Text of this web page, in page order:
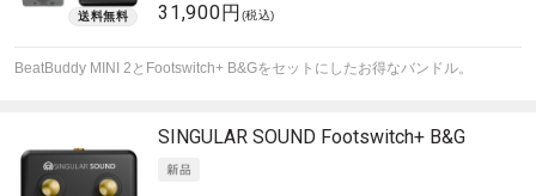
31,900円 (税込)
BeatBuddy MINI 2とFootswitch+ B&Gをセットにしたお得なバンドル。
SINGULAR SOUND Footswitch+ B&G